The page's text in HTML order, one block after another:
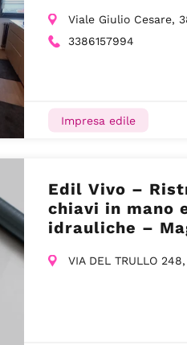
Viale Giulio Cesare,
3386157994
Impresa edile
Edil Vivo –
chiavi in mano
idrauliche –
VIA DEL TRULLO 248,